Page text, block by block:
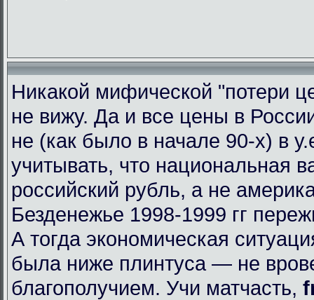
Никакой мифической "потери
не вижу. Да и все цены в
не (как было в начале 90-х) в
учитывать, что национальная
российский рубль, а не
Безденежье 1998-1999 гг
А тогда экономическая
была ниже плинтуса — не
благополучием. Учи матчасть,